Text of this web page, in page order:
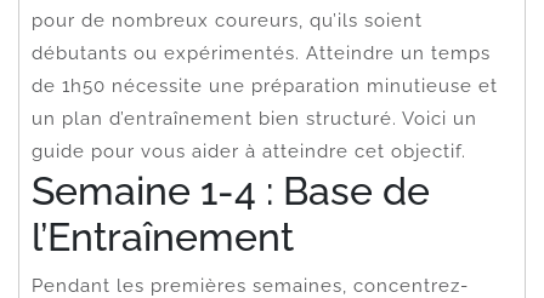
pour de nombreux coureurs, qu’ils soient
débutants ou expérimentés. Atteindre un temps
de 1h50 nécessite une préparation minutieuse et
un plan d’entraînement bien structuré. Voici un
guide pour vous aider à atteindre cet objectif.
Semaine 1-4 : Base de
l’Entraînement
Pendant les premières semaines, concentrez-